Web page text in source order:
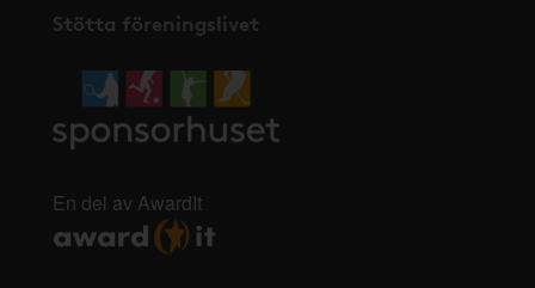
Stötta föreningslivet
En del av AwardIt